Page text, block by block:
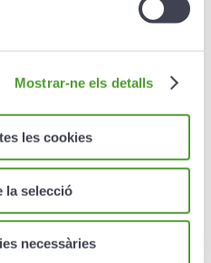
Mostrar-ne els detalls
les cookies
la selecció
necessàries
desde cualquier de
carácter personal y sin
les sea
comunicación que se
indicadas en el
transferencias
países u
sobre los que exista o
de la Comisión